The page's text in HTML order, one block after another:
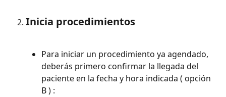
Inicia procedimientos
Para iniciar un procedimiento ya agendado,
deberás primero confirmar la llegada del
paciente en la fecha y hora indicada ( opción
B ) :